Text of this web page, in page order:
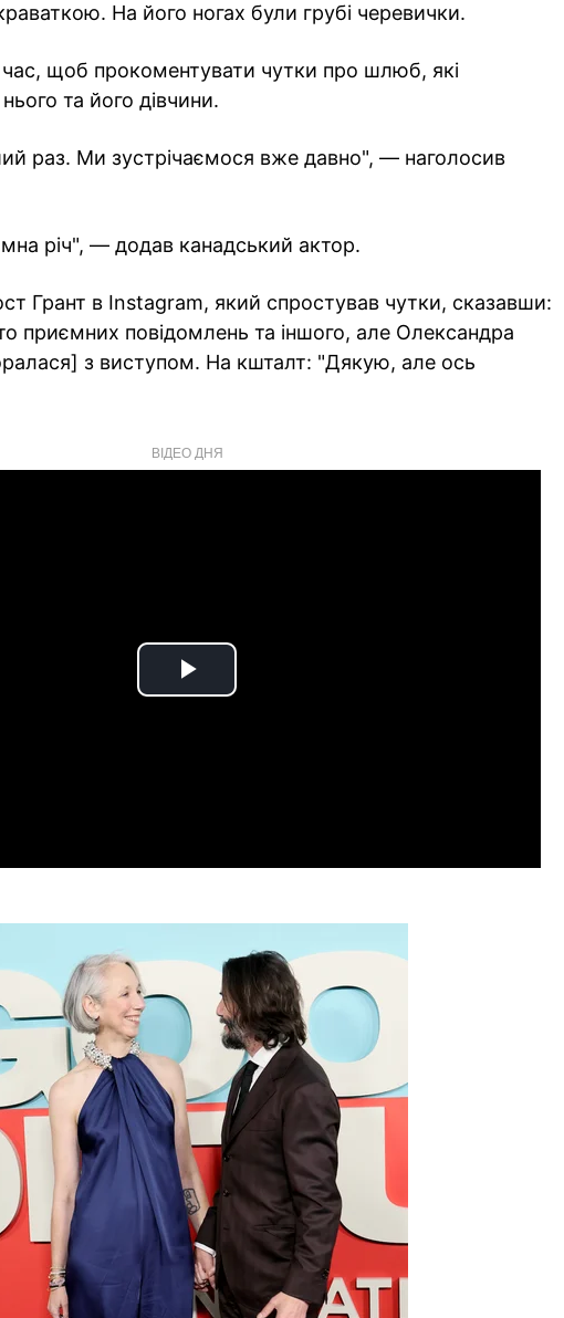
На його ногах були грубі черевички.
щоб прокоментувати чутки про шлюб, які
та його дівчини.
раз. Ми зустрічаємося вже давно", — наголосив
річ", — додав канадський актор.
Грант в Instagram, який спростував чутки, сказавши:
приємних повідомлень та іншого, але Олександра
з виступом. На кшталт: "Дякую, але ось
ВІДЕО ДНЯ
Play